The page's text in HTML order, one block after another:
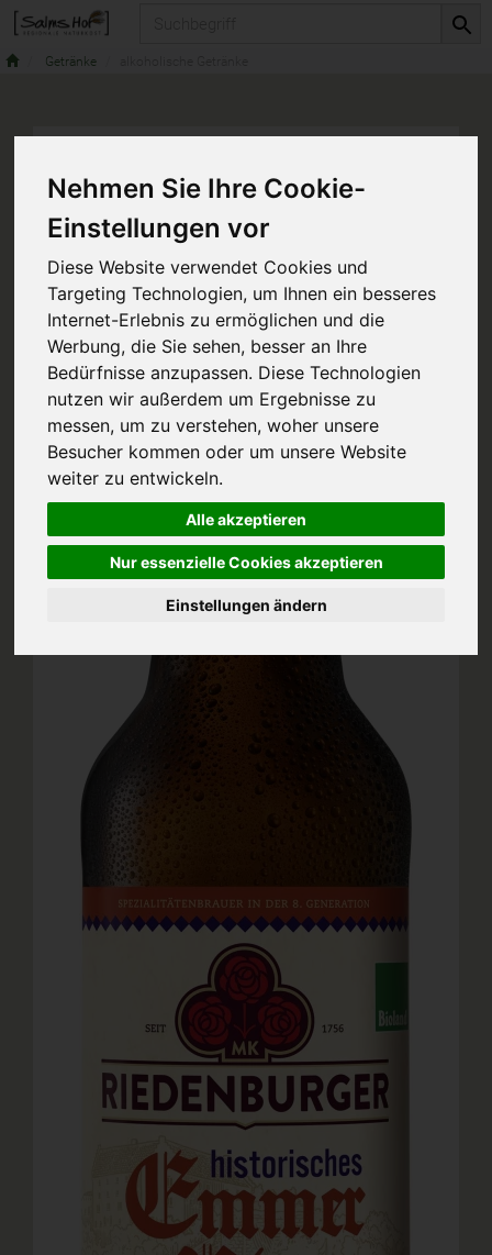
Nehmen Sie Ihre Cookie-
Einstellungen vor
Diese Website verwendet Cookies und
Targeting Technologien, um Ihnen ein besseres
Internet-Erlebnis zu ermöglichen und die
Werbung, die Sie sehen, besser an Ihre
Bedürfnisse anzupassen. Diese Technologien
nutzen wir außerdem um Ergebnisse zu
messen, um zu verstehen, woher unsere
Besucher kommen oder um unsere Website
weiter zu entwickeln.
Alle akzeptieren
Nur essenzielle Cookies akzeptieren
Einstellungen ändern
Getränke